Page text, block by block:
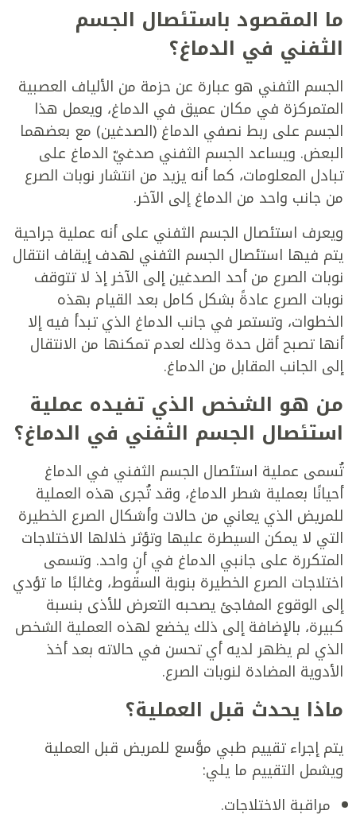
ما المقصود باستئصال الجسم
الثفني في الدماغ؟
الجسم الثفني هو عبارة عن حزمة من الألياف العصبية
المتمركزة في مكان عميق في الدماغ، ويعمل هذا
الجسم على ربط نصفي الدماغ (الصدغين) مع بعضهما
البعض. ويساعد الجسم الثفني صدغيّ الدماغ على
تبادل المعلومات، كما أنه يزيد من انتشار نوبات الصرع
من جانب واحد من الدماغ إلى الآخر.
ويعرف استئصال الجسم الثفني على أنه عملية جراحية
يتم فيها استئصال الجسم الثفني لهدف إيقاف انتقال
نوبات الصرع من أحد الصدغين إلى الآخر إذ لا تتوقف
نوبات الصرع عادةً بشكل كامل بعد القيام بهذه
الخطوات، وتستمر في جانب الدماغ الذي تبدأ فيه إلا
أنها تصبح أقل حدة وذلك لعدم تمكنها من الانتقال
إلى الجانب المقابل من الدماغ.
من هو الشخص الذي تفيده عملية
استئصال الجسم الثفني في الدماغ؟
تُسمى عملية استئصال الجسم الثفني في الدماغ
أحيانًا بعملية شطر الدماغ، وقد تُجرى هذه العملية
للمريض الذي يعاني من حالات وأشكال الصرع الخطيرة
التي لا يمكن السيطرة عليها وتؤثر خلالها الاختلاجات
المتكررة على جانبي الدماغ في أنٍ واحد. وتسمى
اختلاجات الصرع الخطيرة بنوبة السقوط، وغالبًا ما تؤدي
إلى الوقوع المفاجئ يصحبه التعرض للأذى بنسبة
كبيرة، بالإضافة إلى ذلك يخضع لهذه العملية الشخص
الذي لم يظهر لديه أي تحسن في حالاته بعد أخذ
الأدوية المضادة لنوبات الصرع.
ماذا يحدث قبل العملية؟
يتم إجراء تقييم طبي موَّسع للمريض قبل العملية
ويشمل التقييم ما يلي:
مراقبة الاختلاجات.